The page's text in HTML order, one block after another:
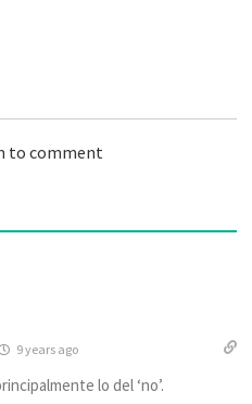
to comment
9 years ago
lo del ‘no’.